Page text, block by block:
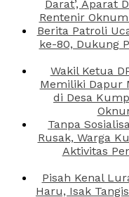
Darat’, Aparat
Rentenir
Berita Patroli
ke-80, Dukung
Wakil Ketua
Memiliki Dapur
di Desa
Tanpa
Rusak, Warga
Aktivitas
Pisah Kenal
Haru, Isak